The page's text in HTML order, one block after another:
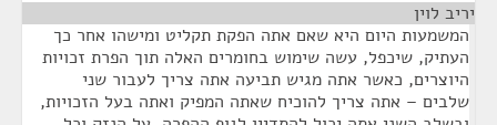
יריב לוין
המשמעות היום היא שאם אתה הפקת תקליט ומישהו אחר כך
העתיק, שיכפל, עשה שימוש בחומרים האלה תוך הפרת זכויות
היוצרים, כאשר אתה מגיש תביעה אתה צריך לעבור שני
שלבים – אתה צריך להוכיח שאתה המפיק ואתה בעל הזכויות,